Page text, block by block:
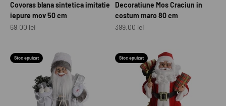
Covoras blana sintetica imitatie
iepure mov 50 cm
Preț redus
69,00 lei
Decoratiune Mos Craciun in
costum maro 80 cm
Preț redus
399,00 lei
Stoc epuizat Stoc epuizat